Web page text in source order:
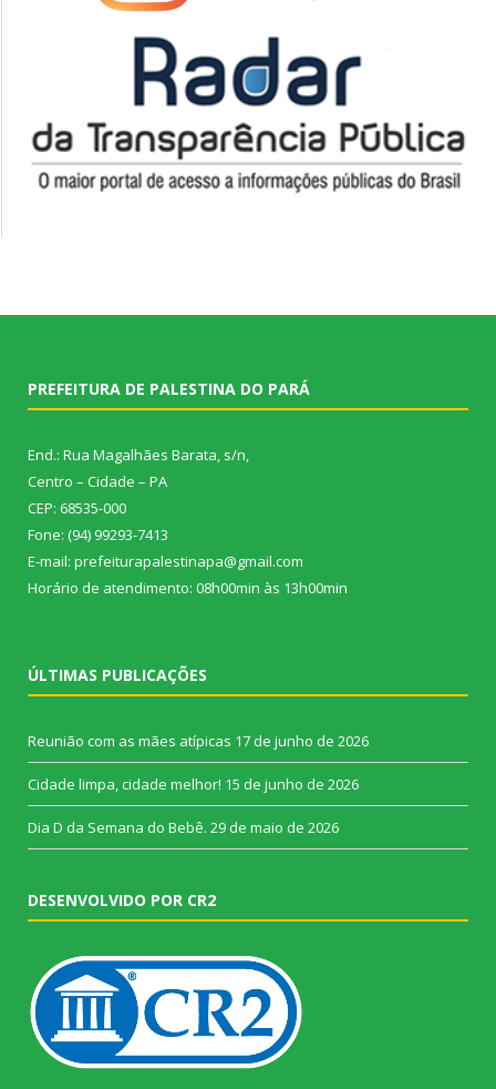
PREFEITURA DE PALESTINA DO PARÁ
End.: Rua Magalhães Barata, s/n,
Centro – Cidade – PA
CEP: 68535-000
Fone: (94) 99293-7413
E-mail: prefeiturapalestinapa@gmail.com
Horário de atendimento: 08h00min às 13h00min
ÚLTIMAS PUBLICAÇÕES
Reunião com as mães atípicas 17 de junho de 2026
Cidade limpa, cidade melhor! 15 de junho de 2026
Dia D da Semana do Bebê. 29 de maio de 2026
DESENVOLVIDO POR CR2